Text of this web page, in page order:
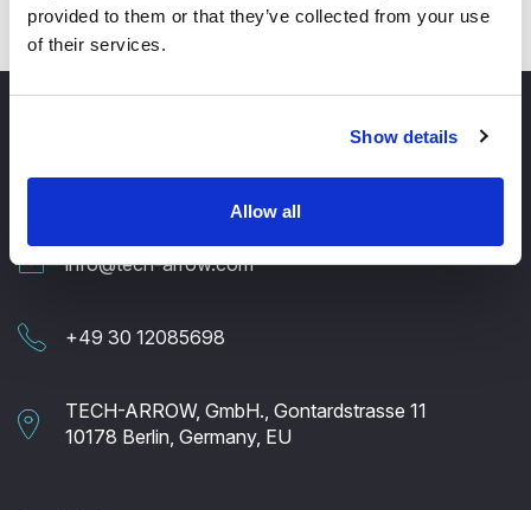
provided to them or that they’ve collected from your use
of their services.
Show details
Allow all
info@tech-arrow.com
+49 30 12085698
TECH-ARROW, GmbH., Gontardstrasse 11
10178 Berlin, Germany, EU